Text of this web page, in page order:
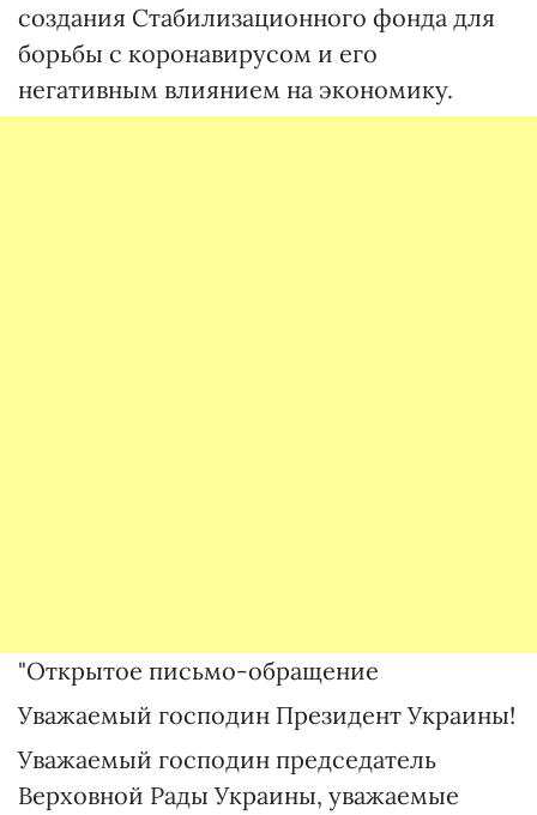
создания Стабилизационного фонда для
борьбы с коронавирусом и его
негативным влиянием на экономику.
"Открытое письмо-обращение
Уважаемый господин Президент Украины!
Уважаемый господин председатель
Верховной Рады Украины, уважаемые